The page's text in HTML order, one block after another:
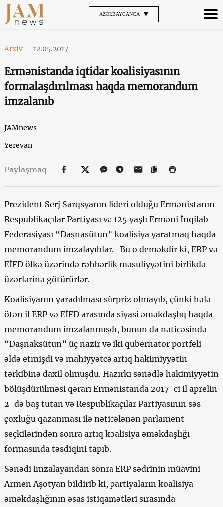
AZƏRBAYCANCA
Arxiv - 12.05.2017
Ermənistanda iqtidar koalisiyasının
formalaşdırılması haqda memorandum
imzalanıb
JAMnews
Yerevan
Paylaşmaq
Prezident Serj Sarqsyanın lideri olduğu Ermənistanın
Respublikaçılar Partiyası və 125 yaşlı Erməni İnqilab
Federasiyası “Daşnasütun” koalisiya yaratmaq haqda
memorandum imzalayıblar. Bu o deməkdir ki, ERP və
EİFD ölkə üzərində rəhbərlik məsuliyyətini birlikdə
üzərlərinə götürürlər.
Koalisiyanın yaradılması sürpriz olmayıb, çünki hələ
ötən il ERP və EİFD arasında siyasi əməkdaşlıq haqda
memorandum imzalanmışdı, bunun da nəticəsində
“Daşnaksütun” üç nazir və iki qubernator portfeli
əldə etmişdi və mahiyyətcə artıq hakimiyyətin
tərkibinə daxil olmuşdu. Hazırkı sənədlə hakimiyyətin
bölüşdürülməsi qərarı Ermənistanda 2017-ci il aprelin
2-də baş tutan və Respublikaçılar Partiyasının səs
çoxluğu qazanması ilə nəticələnən parlament
seçkilərindən sonra artıq koalisiya əməkdaşlığı
formasında təsdiqini tapıb.
Sənədi imzalayandan sonra ERP sədrinin müavini
Armen Aşotyan bildirib ki, partiyaların koalisiya
əməkdaşlığının əsas istiqamətləri sırasında